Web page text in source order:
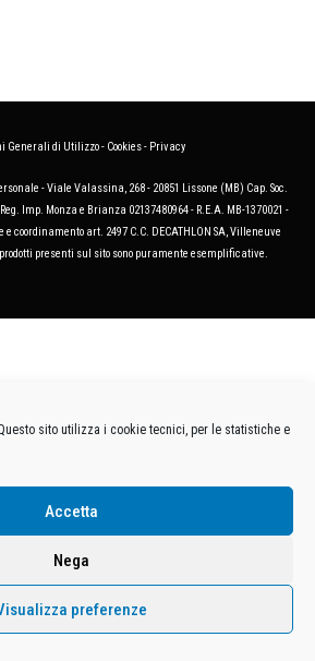
sito utilizza i cookie tecnici, per le statistiche e
Accetta
Nega
preferenze
Generali di Utilizzo- Cookies- Privacy
- Viale Valassina, 268 - 20851 Lissone (MB) Cap. Soc.
Imp. Monza e Brianza 02137480964 - R.E.A. MB-1370021 -
e coordinamento art. 2497 C.C. DECATHLON SA, Villeneuve
presenti sul sito sono puramente esemplificative.